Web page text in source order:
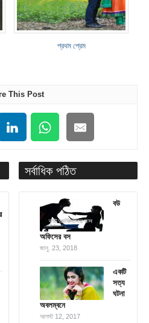
প্রথম প্রেম
This Post
সর্বাধিক পঠিত
বউ
অফিসের বস
জানু. 23, 2018
একটি
সত্য
ঘটনা
অবলম্বনে
আগস্ট 12, 2017